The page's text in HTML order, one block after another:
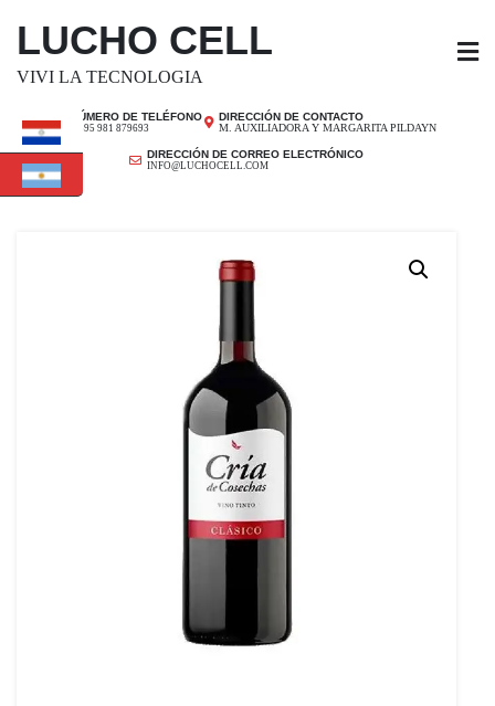
LUCHO CELL
VIVI LA TECNOLOGIA
NÚMERO DE TELÉFONO
+ 595 981 879693
DIRECCIÓN DE CONTACTO
M. AUXILIADORA Y MARGARITA PILDAYN
DIRECCIÓN DE CORREO ELECTRÓNICO
INFO@LUCHOCELL.COM